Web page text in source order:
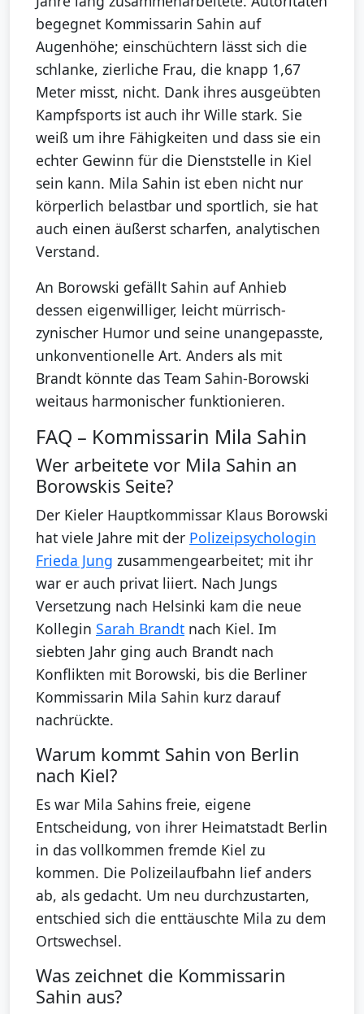
begegnet Kommissarin Sahin auf
Augenhöhe; einschüchtern lässt sich die
schlanke, zierliche Frau, die knapp 1,67
Meter misst, nicht. Dank ihres ausgeübten
Kampfsports ist auch ihr Wille stark. Sie
weiß um ihre Fähigkeiten und dass sie ein
echter Gewinn für die Dienststelle in Kiel
sein kann. Mila Sahin ist eben nicht nur
körperlich belastbar und sportlich, sie hat
auch einen äußerst scharfen, analytischen
Verstand.
An Borowski gefällt Sahin auf Anhieb
dessen eigenwilliger, leicht mürrisch-
zynischer Humor und seine unangepasste,
unkonventionelle Art. Anders als mit
Brandt könnte das Team Sahin-Borowski
weitaus harmonischer funktionieren.
FAQ – Kommissarin Mila Sahin
Wer arbeitete vor Mila Sahin an
Borowskis Seite?
Der Kieler Hauptkommissar Klaus Borowski
hat viele Jahre mit der Polizeipsychologin
Frieda Jung zusammengearbeitet; mit ihr
war er auch privat liiert. Nach Jungs
Versetzung nach Helsinki kam die neue
Kollegin Sarah Brandt nach Kiel. Im
siebten Jahr ging auch Brandt nach
Konflikten mit Borowski, bis die Berliner
Kommissarin Mila Sahin kurz darauf
nachrückte.
Warum kommt Sahin von Berlin
nach Kiel?
Es war Mila Sahins freie, eigene
Entscheidung, von ihrer Heimatstadt Berlin
in das vollkommen fremde Kiel zu
kommen. Die Polizeilaufbahn lief anders
ab, als gedacht. Um neu durchzustarten,
entschied sich die enttäuschte Mila zu dem
Ortswechsel.
Was zeichnet die Kommissarin
Sahin aus?